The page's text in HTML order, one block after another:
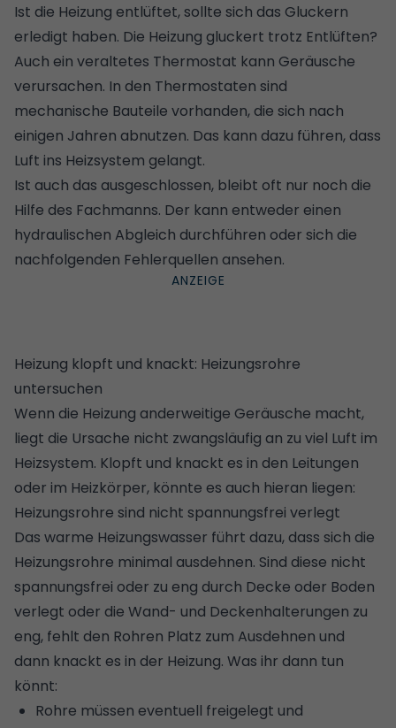
Ist die Heizung entlüftet, sollte sich das Gluckern
erledigt haben. Die Heizung gluckert trotz Entlüften?
Auch ein veraltetes Thermostat kann Geräusche
verursachen. In den Thermostaten sind
mechanische Bauteile vorhanden, die sich nach
einigen Jahren abnutzen. Das kann dazu führen, dass
Luft ins Heizsystem gelangt.
Ist auch das ausgeschlossen, bleibt oft nur noch die
Hilfe des Fachmanns. Der kann entweder einen
hydraulischen Abgleich durchführen oder sich die
nachfolgenden Fehlerquellen ansehen.
Heizung klopft und knackt: Heizungsrohre
untersuchen
Wenn die Heizung anderweitige Geräusche macht,
liegt die Ursache nicht zwangsläufig an zu viel Luft im
Heizsystem. Klopft und knackt es in den Leitungen
oder im Heizkörper, könnte es auch hieran liegen:
Heizungsrohre sind nicht spannungsfrei verlegt
Das warme Heizungswasser führt dazu, dass sich die
Heizungsrohre minimal ausdehnen. Sind diese nicht
spannungsfrei oder zu eng durch Decke oder Boden
verlegt oder die Wand- und Deckenhalterungen zu
eng, fehlt den Rohren Platz zum Ausdehnen und
dann knackt es in der Heizung. Was ihr dann tun
könnt:
Rohre müssen eventuell freigelegt und